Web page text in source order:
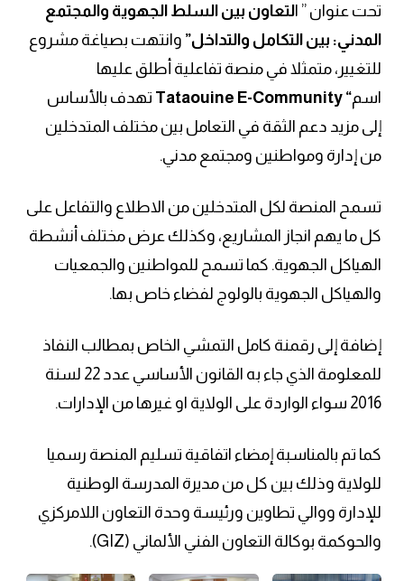
تحت عنوان ” التعاون بين السلط الجهوية والمجتمع
المدني: بين التكامل والتداخل” وانتهت بصياغة مشروع
للتغيير، متمثلا في منصة تفاعلية أطلق عليها
اسم“
Tataouine E-Community تهدف بالأساس
إلى مزيد دعم الثقة في التعامل بين مختلف المتدخلين
من إدارة ومواطنين ومجتمع مدني.
تسمح المنصة لكل المتدخلين من الاطلاع والتفاعل على
كل ما يهم انجاز المشاريع، وكذلك عرض مختلف أنشطة
الهياكل الجهوية. كما تسمح للمواطنين والجمعيات
والهياكل الجهوية بالولوج لفضاء خاص بها.
إضافة إلى رقمنة كامل التمشي الخاص بمطالب النفاذ
للمعلومة الذي جاء به القانون الأساسي عدد 22 لسنة
2016 سواء الواردة على الولاية او غيرها من الإدارات.
كما تم بالمناسبة إمضاء اتفاقية تسليم المنصة رسميا
للولاية وذلك بين كل من مديرة المدرسة الوطنية
للإدارة ووالي تطاوين ورئيسة وحدة التعاون اللامركزي
والحوكمة بوكالة التعاون الفني الألماني (GIZ).